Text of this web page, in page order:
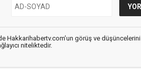
Hakkarihabertv.com’un görüş ve düşüncelerini
niteliktedir.